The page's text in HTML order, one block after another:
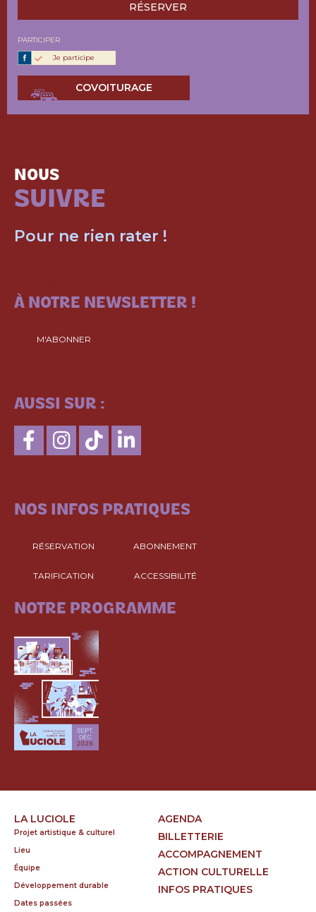
RÉSERVER
PARTICIPER
Je participe
COVOITURAGE
NOUS
SUIVRE
Pour ne rien rater !
À NOTRE NEWSLETTER !
M'ABONNER
AUSSI SUR :
NOS INFOS PRATIQUES
RÉSERVATION ABONNEMENT
TARIFICATION ACCESSIBILITÉ
NOTRE PROGRAMME
LA LUCIOLE
Projet artistique & culturel
Lieu
Équipe
Développement durable
Dates passées
AGENDA
BILLETTERIE
ACCOMPAGNEMENT
ACTION CULTURELLE
INFOS PRATIQUES